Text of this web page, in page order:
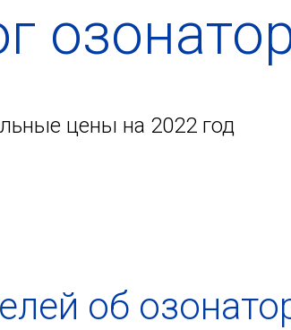
цены на 2022 год
об